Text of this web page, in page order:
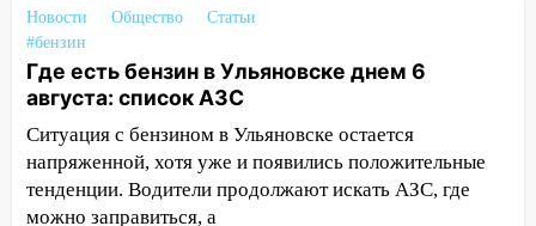
16:02
В Ульяновской области убрали
более 28% площадей зерновых и
зернобобовых культур
15:51
Бросила кирпич в жену брата: в
Ульяновской области завели дело на
агрессивную женщину
15:47
На улице Радищева сбили
Новости Общество
Статьи
#бензин
Где есть бензин в Ульяновске днем 6
августа: список АЗС
Ситуация с бензином в Ульяновске остается
напряженной, хотя уже и появились положительные
тенденции. Водители продолжают искать АЗС, где
можно заправиться, а